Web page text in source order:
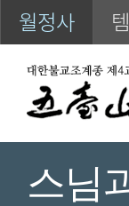
월정사
스님